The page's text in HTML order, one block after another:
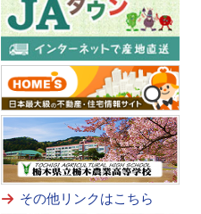
その他リンクはこちら